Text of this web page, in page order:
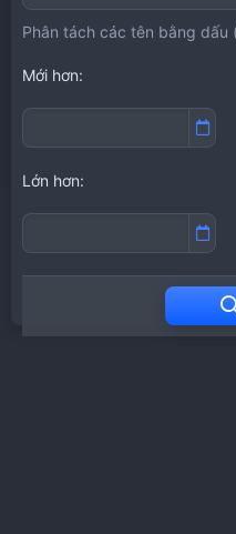
Phân tách các tên bằng dấu
Mới hơn
Lớn hơn